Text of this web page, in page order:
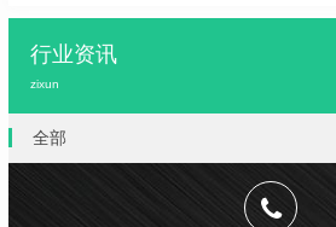
行业资讯
zixun
全部